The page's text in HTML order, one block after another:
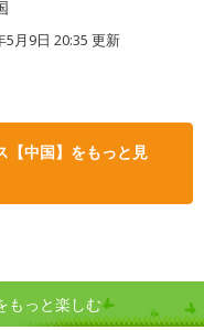
5月9日 20:35 更新
【中国】をもっと見
もっと楽しむ